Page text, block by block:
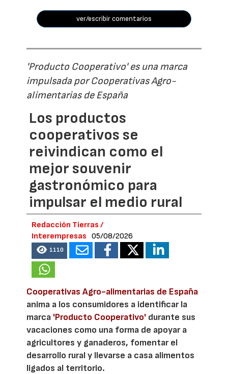
ver/escribir comentarios
'Producto Cooperativo' es una marca
impulsada por Cooperativas Agro-
alimentarias de España
Los productos
cooperativos se
reivindican como el
mejor souvenir
gastronómico para
impulsar el medio rural
Redacción Tierras /
Interempresas
05/08/2026
1110
Cooperativas Agro-alimentarias de España
anima a los consumidores a identificar la
marca 'Producto Cooperativo' durante sus
vacaciones como una forma de apoyar a
agricultores y ganaderos, fomentar el
desarrollo rural y llevarse a casa alimentos
ligados al territorio.